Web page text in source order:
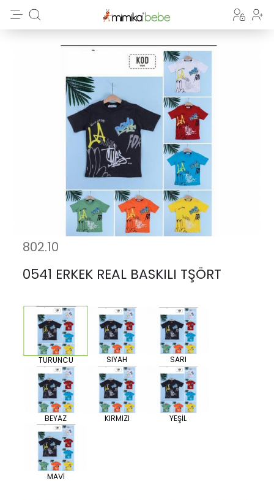
802.10
0541 ERKEK REAL BASKILI TŞÖRT
TURUNCU SIYAH SARI
BEYAZ KIRMIZI YEŞİL
MAVİ